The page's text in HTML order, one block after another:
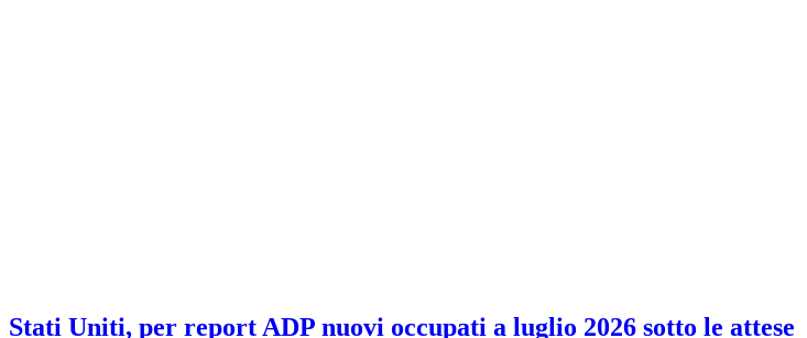
Stati Uniti, per report ADP nuovi occupati a luglio 2026 sotto le attese